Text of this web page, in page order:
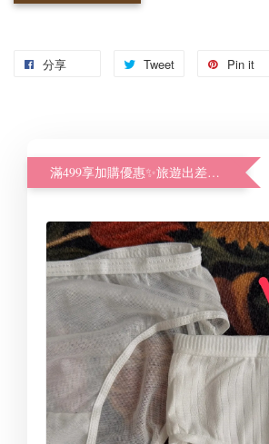
分享 Tweet Pin it
滿499享加購優惠✨旅遊出差好幫手